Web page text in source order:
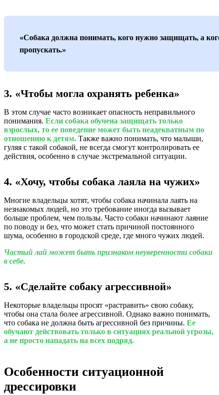
«Собака должна понимать, кого нужно защищать, а
пропускать.»
3. «Чтобы могла охранять ребенка»
В этом случае часто возникает опасность неправильного
понимания. Если собака обучена защищать только
взрослых, то ее поведение может быть неадекватным по
отношению к детям. Также важно понимать, что малыши,
гуляя с такой собакой, не всегда смогут контролировать ее
действия, особенно в случае экстремальной ситуации.
4. «Хочу, чтобы собака лаяла на чужих»
Многие владельцы хотят, чтобы собака начинала лаять на
незнакомых людей, но это требование иногда вызывает
больше проблем, чем пользы. Часто собаки начинают лаяние
по поводу и без, что может стать причиной постоянного
шума, особенно в городской среде, где много чужих людей.
Частый лай может быть признаком неуверенности собаки
в себе.
5. «Сделайте собаку агрессивной»
Некоторые владельцы просят «растравить» свою собаку,
чтобы она стала более агрессивной. Однако важно понимать,
что собака не должна быть агрессивной без причины. Ее
обучают действовать только в ситуациях реальной угрозы,
а не просто нападать на всех подряд.
Особенности ситуационной
дрессировки